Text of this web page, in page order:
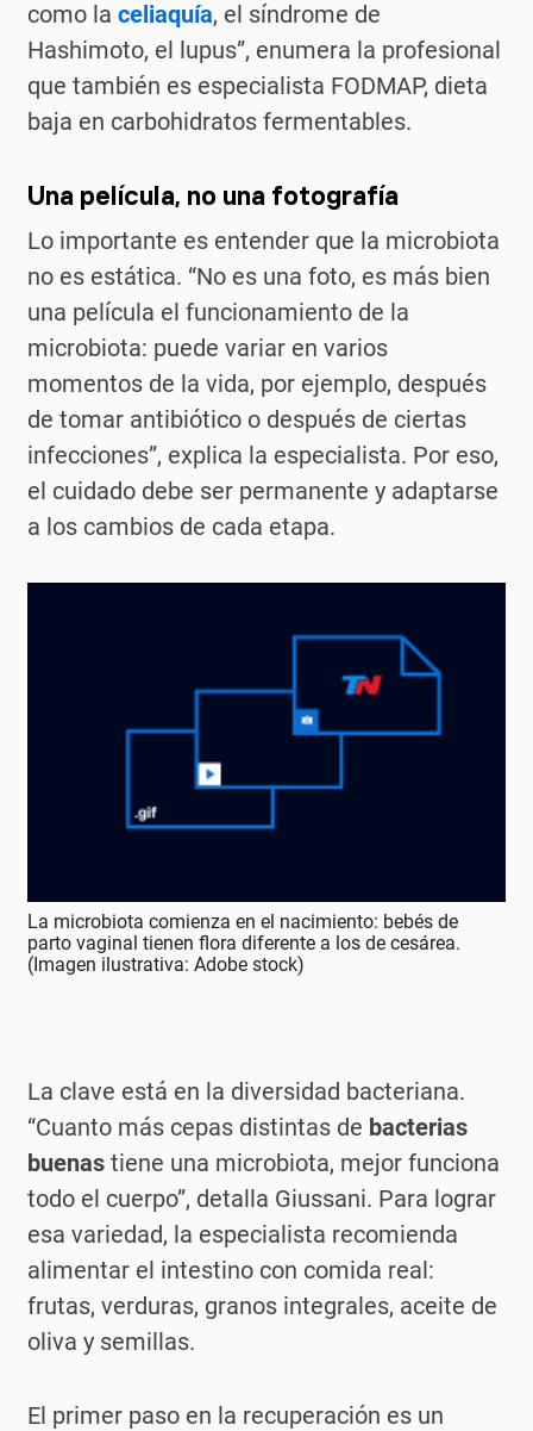
como la celiaquía, el síndrome de
Hashimoto, el lupus”, enumera la profesional
que también es especialista FODMAP, dieta
baja en carbohidratos fermentables.
Una película, no una fotografía
Lo importante es entender que la microbiota
no es estática. “No es una foto, es más bien
una película el funcionamiento de la
microbiota: puede variar en varios
momentos de la vida, por ejemplo, después
de tomar antibiótico o después de ciertas
infecciones”, explica la especialista. Por eso,
el cuidado debe ser permanente y adaptarse
a los cambios de cada etapa.
La microbiota comienza en el nacimiento: bebés de
parto vaginal tienen flora diferente a los de cesárea.
(Imagen ilustrativa: Adobe stock)
La clave está en la diversidad bacteriana.
“Cuanto más cepas distintas de bacterias
buenas tiene una microbiota, mejor funciona
todo el cuerpo”, detalla Giussani. Para lograr
esa variedad, la especialista recomienda
alimentar el intestino con comida real:
frutas, verduras, granos integrales, aceite de
oliva y semillas.
El primer paso en la recuperación es un